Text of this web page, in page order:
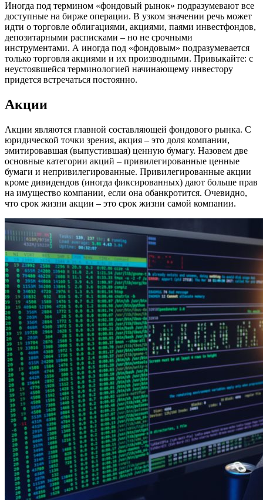
Иногда под термином «фондовый рынок» подразумевают все
доступные на бирже операции. В узком значении речь может
идти о торговле облигациями, акциями, паями инвестфондов,
депозитарными расписками – но не срочными
инструментами. А иногда под «фондовым» подразумевается
только торговля акциями и их производными. Привыкайте: с
неустоявшейся терминологией начинающему инвестору
придется встречаться постоянно.
Акции
Акции являются главной составляющей фондового рынка. С
юридической точки зрения, акция – это доля компании,
эмитировавшая (выпустившая) ценную бумагу. Назовем две
основные категории акций – привилегированные ценные
бумаги и непривилегированные. Привилегированные акции
кроме дивидендов (иногда фиксированных) дают больше прав
на имущество компании, если она обанкротится. Очевидно,
что срок жизни акции – это срок жизни самой компании.